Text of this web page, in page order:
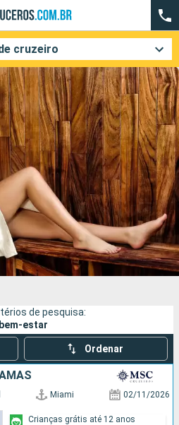
cruzeiro
Companhias
de pesquisa:
estar
Ordenar
Miami 02/11/2026
Crianças grátis até 12 anos